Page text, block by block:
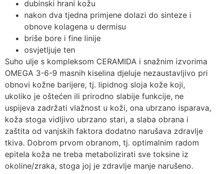
dubinski hrani kožu
nakon dva tjedna primjene dolazi do sinteze i
obnove kolagena u dermisu
briše bore i fine linije
osvjetljuje ten
Suho ulje s kompleksom CERAMIDA i snažnim izvorima
OMEGA 3-6-9 masnih kiselina djeluje nezaustavljivo pri
obnovi kožne barijere, tj. lipidnog sloja kože koji,
ukoliko je oštećen ili prirodno slabije funkcije, ne
uspijeva zadržati vlažnost u koži, ona ubrzano isparava,
koža stoga vidljivo ubrzano stari, a slaba obrana i
zaštita od vanjskih faktora dodatno narušava zdravlje
tkiva. Dobrom prvom obranom, tj. optimalnim radom
epitela koža ne treba metabolizirati sve toksine iz
okoline/zraka, stoga joj je zdravlje manje narušeno.